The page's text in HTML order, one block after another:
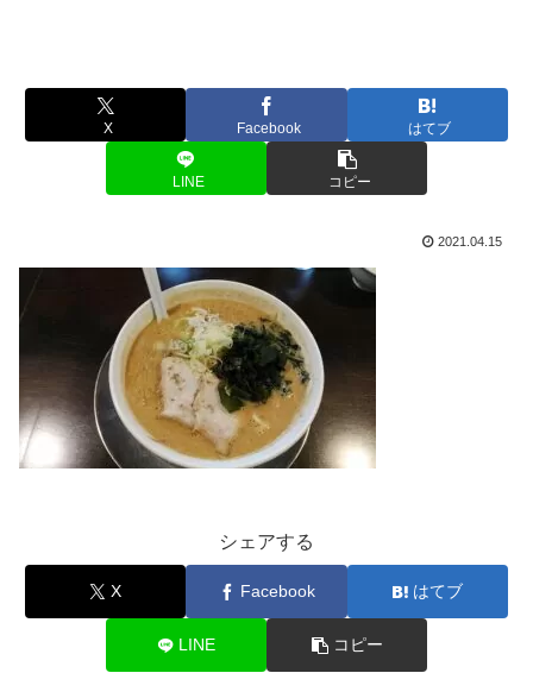
X Facebook はてブ
LINE コピー
2021.04.15
シェアする
X Facebook はてブ
LINE コピー